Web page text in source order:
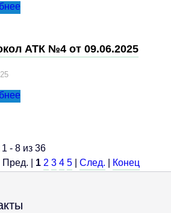
АТК №4 от 09.06.2025
- 8 из 36
| 1 2 3 4 5 След. Конец